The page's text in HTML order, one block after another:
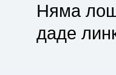
Няма
даде